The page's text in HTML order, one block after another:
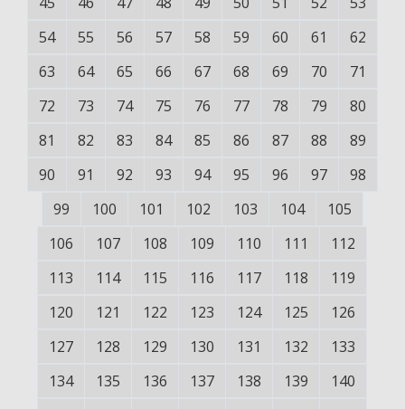
54
55 56 57 58 59 60 61
62
63
64 65 66 67 68 69 70
71
72
73 74 75 76 77 78 79
80
81
82 83 84 85 86 87 88
89
90
91 92 93 94 95 96 97
98
99
100 101 102 103 104
105
106
107 108 109 110 111
112
113
114 115 116 117 118
119
120
121 122 123 124 125
126
127
128 129 130 131 132
133
134
135 136 137 138 139
140